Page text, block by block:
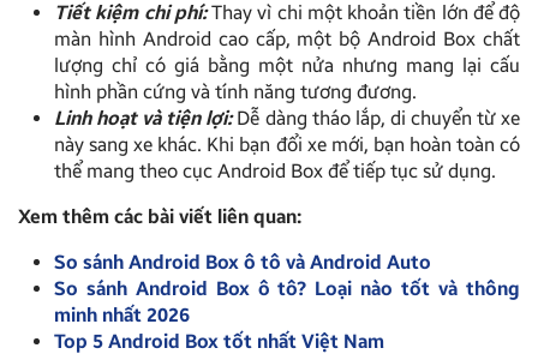
Tiết kiệm chi phí:Thay vì chi một khoản tiền lớn để độ
màn hình Android cao cấp, một bộ Android Box chất
lượng chỉ có giá bằng một nửa nhưng mang lại cấu
hình phần cứng và tính năng tương đương.
Linh hoạt và tiện lợi:Dễ dàng tháo lắp, di chuyển từ xe
này sang xe khác. Khi bạn đổi xe mới, bạn hoàn toàn có
thể mang theo cục Android Box để tiếp tục sử dụng.
Xem thêm các bài viết liên quan:
So sánh Android Box ô tô và Android Auto
So sánh Android Box ô tô? Loại nào tốt và thông
minh nhất 2026
Top 5 Android Box tốt nhất Việt Nam